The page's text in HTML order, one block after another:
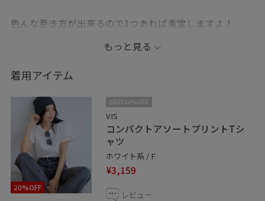
色んな巻き方が出来るので1つあれば重宝しますよ！
※記載のないアイテムはスタッフ私物です。
【Instagram】
@aymn__o5l6
【LINE】
在庫のお問い合わせや商品、コーディネートのご相談な
ど是非お気軽にお問い合わせくださいませ。
LINEでアトレ亀戸VISスタッフにご相談は【友だち追加】
もっと見る
着用アイテム
20%OFF
2BUY10%OFF
VIS
コンパクトアソートプリントTシ
ャツ
ホワイト系 / F
¥3,159
レビュー